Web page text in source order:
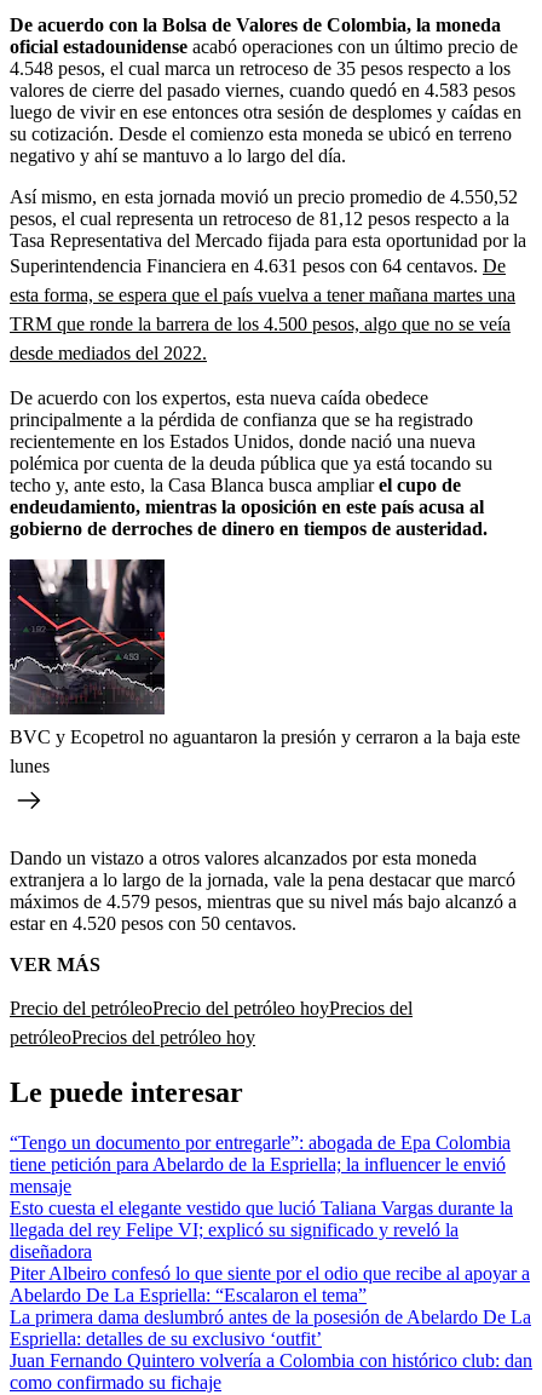
De acuerdo con la Bolsa de Valores de Colombia, la moneda
oficial estadounidense acabó operaciones con un último precio de
4.548 pesos, el cual marca un retroceso de 35 pesos respecto a los
valores de cierre del pasado viernes, cuando quedó en 4.583 pesos
luego de vivir en ese entonces otra sesión de desplomes y caídas en
su cotización. Desde el comienzo esta moneda se ubicó en terreno
negativo y ahí se mantuvo a lo largo del día.
Así mismo, en esta jornada movió un precio promedio de 4.550,52
pesos, el cual representa un retroceso de 81,12 pesos respecto a la
Tasa Representativa del Mercado fijada para esta oportunidad por la
Superintendencia Financiera en 4.631 pesos con 64 centavos. De
esta forma, se espera que el país vuelva a tener mañana martes una
TRM que ronde la barrera de los 4.500 pesos, algo que no se veía
desde mediados del 2022.
De acuerdo con los expertos, esta nueva caída obedece
principalmente a la pérdida de confianza que se ha registrado
recientemente en los Estados Unidos, donde nació una nueva
polémica por cuenta de la deuda pública que ya está tocando su
techo y, ante esto, la Casa Blanca busca ampliarel cupo de
endeudamiento, mientras la oposición en este país acusa al
gobierno de derroches de dinero en tiempos de austeridad.
BVC y Ecopetrol no aguantaron la presión y cerraron a la baja este
lunes
Dando un vistazo a otros valores alcanzados por esta moneda
extranjera a lo largo de la jornada, vale la pena destacar que marcó
máximos de 4.579 pesos, mientras que su nivel más bajo alcanzó a
estar en 4.520 pesos con 50 centavos.
VER MÁS
Precio del petróleoPrecio del petróleo hoyPrecios del
petróleoPrecios del petróleo hoy
Le puede interesar
“Tengo un documento por entregarle”: abogada de Epa Colombia
tiene petición para Abelardo de la Espriella; la influencer le envió
mensaje
Esto cuesta el elegante vestido que lució Taliana Vargas durante la
llegada del rey Felipe VI; explicó su significado y reveló la
diseñadora
Piter Albeiro confesó lo que siente por el odio que recibe al apoyar a
Abelardo De La Espriella: “Escalaron el tema”
La primera dama deslumbró antes de la posesión de Abelardo De La
Espriella: detalles de su exclusivo ‘outfit’
Juan Fernando Quintero volvería a Colombia con histórico club: dan
como confirmado su fichaje